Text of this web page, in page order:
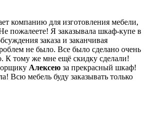
компанию для изготовления мебели,
пожалеете! Я заказывала шкаф-купе в
заказа и заканчивая
не было. Все было сделано очень
К тому же мне ещё скидку сделали!
Алексею за прекрасный шкаф!
Всю мебель буду заказывать только